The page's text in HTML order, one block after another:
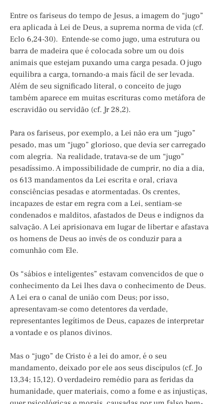
Entre os fariseus do tempo de Jesus, a imagem do “jugo”
era aplicada à Lei de Deus, a suprema norma de vida (cf.
Eclo 6,24-30). Entende-se como jugo, uma estrutura ou
barra de madeira que é colocada sobre um ou dois
animais que estejam puxando uma carga pesada. O jugo
equilibra a carga, tornando-a mais fácil de ser levada.
Além de seu significado literal, o conceito de jugo
também aparece em muitas escrituras como metáfora de
escravidão ou servidão (cf. Jr 28,2).
Para os fariseus, por exemplo, a Lei não era um “jugo”
pesado, mas um “jugo” glorioso, que devia ser carregado
com alegria. Na realidade, tratava-se de um “jugo”
pesadíssimo. A impossibilidade de cumprir, no dia a dia,
os 613 mandamentos da Lei escrita e oral, criava
consciências pesadas e atormentadas. Os crentes,
incapazes de estar em regra com a Lei, sentiam-se
condenados e malditos, afastados de Deus e indignos da
salvação. A Lei aprisionava em lugar de libertar e afastava
os homens de Deus ao invés de os conduzir para a
comunhão com Ele.
Os “sábios e inteligentes” estavam convencidos de que o
conhecimento da Lei lhes dava o conhecimento de Deus.
A Lei era o canal de união com Deus; por isso,
apresentavam-se como detentores da verdade,
representantes legítimos de Deus, capazes de interpretar
a vontade e os planos divinos.
Mas o “jugo” de Cristo é a lei do amor, é o seu
mandamento, deixado por ele aos seus discípulos (cf. Jo
13,34; 15,12). O verdadeiro remédio para as feridas da
humanidade, quer materiais, como a fome e as injustiças,